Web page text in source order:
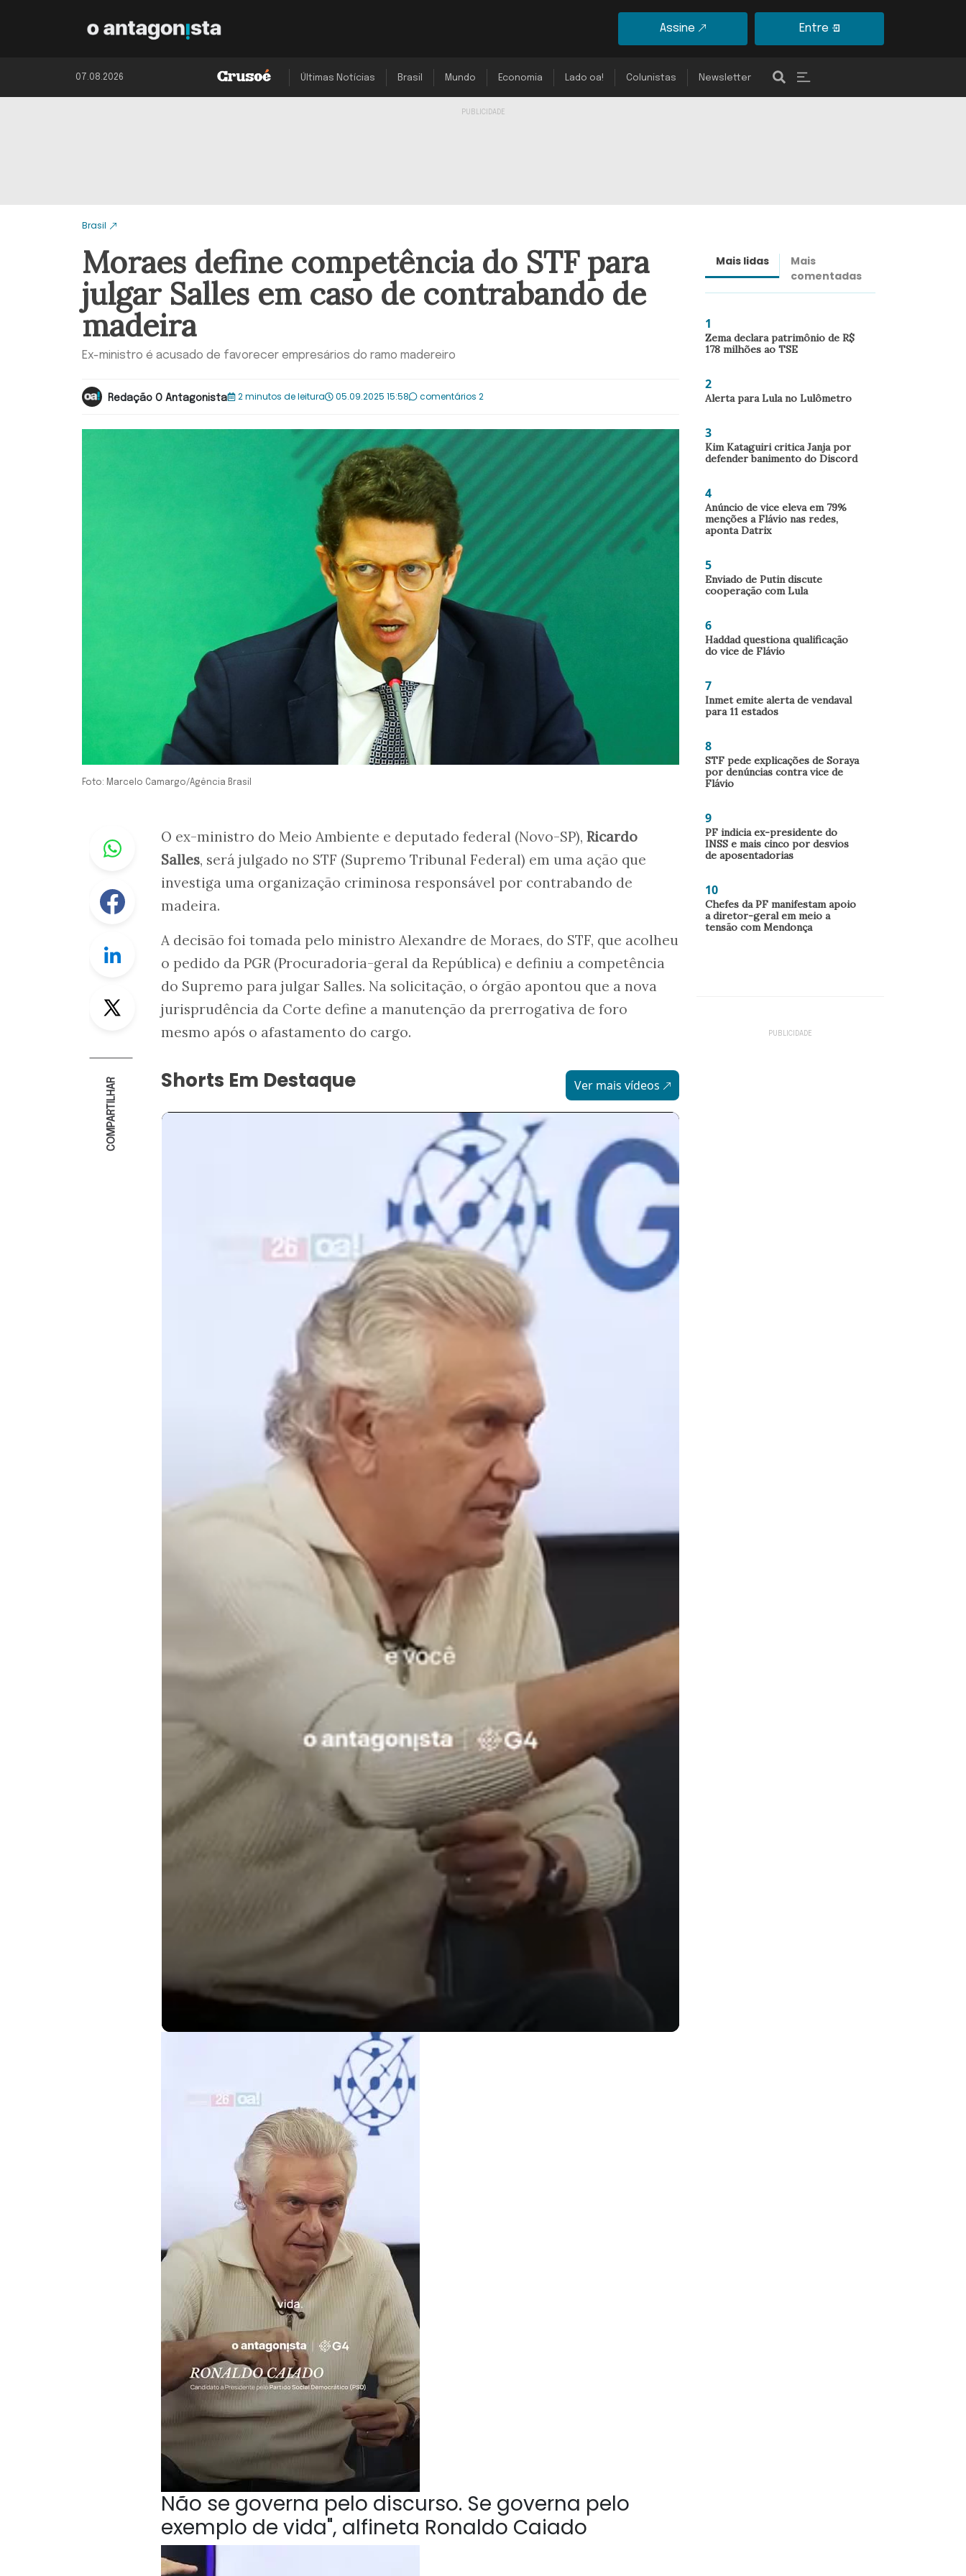
Assine Entre
07.08.2026 Últimas Notícias Brasil Mundo Economia Lado oa! Colunistas Newsletter
Brasil
Moraes define competência do STF para
julgar Salles em caso de contrabando de
madeira
Ex-ministro é acusado de favorecer empresários do ramo madereiro
Redação O Antagonista 2 minutos de leitura 05.09.2025 15:58 comentários 2
Foto: Marcelo Camargo/Agência Brasil
Whastapp
Facebook
Linkedin
Twitter
COMPARTILHAR
O ex-ministro do Meio Ambiente e deputado federal (Novo-SP), Ricardo
Salles, será julgado no STF (Supremo Tribunal Federal) em uma ação que
investiga uma organização criminosa responsável por contrabando de
madeira.
A decisão foi tomada pelo ministro Alexandre de Moraes, do STF, que acolheu
o pedido da PGR (Procuradoria-geral da República) e definiu a competência
do Supremo para julgar Salles. Na solicitação, o órgão apontou que a nova
jurisprudência da Corte define a manutenção da prerrogativa de foro
mesmo após o afastamento do cargo.
Shorts Em Destaque Ver mais vídeos
Não se governa pelo discurso. Se governa pelo
exemplo de vida", alfineta Ronaldo Caiado
Mais lidas
Mais
comentadas
1
Zema declara patrimônio de R$
178 milhões ao TSE
2
Alerta para Lula no Lulômetro
3
Kim Kataguiri critica Janja por
defender banimento do Discord
4
Anúncio de vice eleva em 79%
menções a Flávio nas redes,
aponta Datrix
5
Enviado de Putin discute
cooperação com Lula
6
Haddad questiona qualificação
do vice de Flávio
7
Inmet emite alerta de vendaval
para 11 estados
8
STF pede explicações de Soraya
por denúncias contra vice de
Flávio
9
PF indicia ex-presidente do
INSS e mais cinco por desvios
de aposentadorias
10
Chefes da PF manifestam apoio
a diretor-geral em meio a
tensão com Mendonça